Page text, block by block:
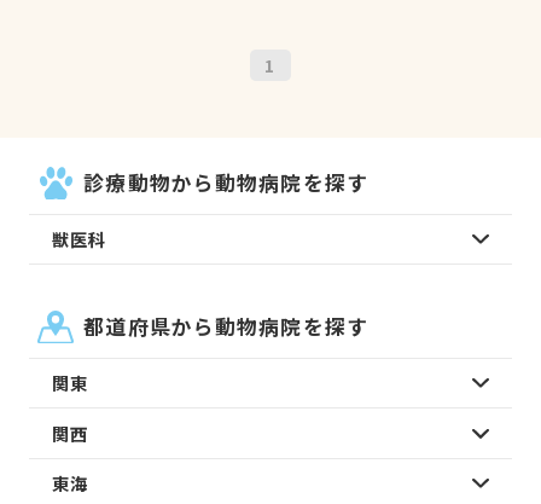
1
診療動物から動物病院を探す
獣医科
都道府県から動物病院を探す
関東
関西
東海